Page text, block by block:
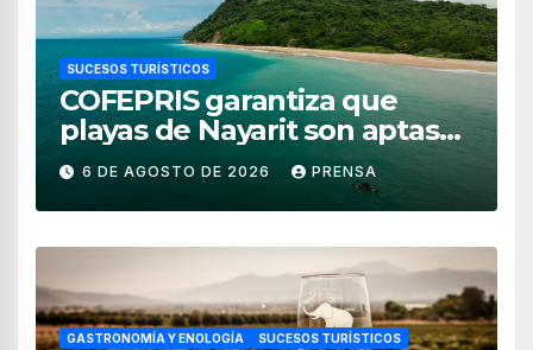
SUCESOS TURÍSTICOS
COFEPRIS garantiza que
playas de Nayarit son aptas
para uso recreativo
6 DE AGOSTO DE 2026 PRENSA
GASTRONOMÍA Y ENOLOGÍA SUCESOS TURÍSTICOS